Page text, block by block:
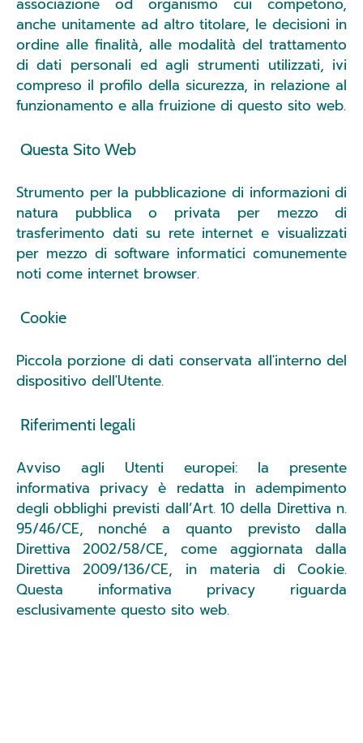
anche unitamente ad altro titolare, le decisioni in
ordine alle finalità, alle modalità del trattamento
di dati personali ed agli strumenti utilizzati, ivi
compreso il profilo della sicurezza, in relazione al
funzionamento e alla fruizione di questo sito web.
Questa Sito Web
Strumento per la pubblicazione di informazioni di
natura pubblica o privata per mezzo di
trasferimento dati su rete internet e visualizzati
per mezzo di software informatici comunemente
noti come internet browser.
Cookie
Piccola porzione di dati conservata all'interno del
dispositivo dell'Utente.
Riferimenti legali
Avviso agli Utenti europei: la presente
informativa privacy è redatta in adempimento
degli obblighi previsti dall’Art. 10 della Direttiva n.
95/46/CE, nonché a quanto previsto dalla
Direttiva 2002/58/CE, come aggiornata dalla
Direttiva 2009/136/CE, in materia di Cookie.
Questa informativa privacy riguarda
esclusivamente questo sito web.